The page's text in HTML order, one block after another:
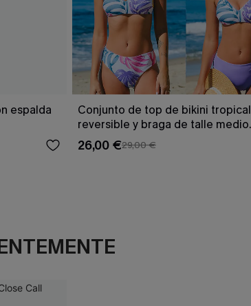
espalda
Conjunto de top de bikini tropical
reversible y braga de talle medio
Escaping
26,00 €29,00 €